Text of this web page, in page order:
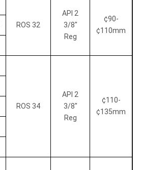
ROS 32
API 2
3/8"
Reg
¢90-
¢110mm
ROS 34
API 2
3/8"
Reg
¢110-
¢135mm